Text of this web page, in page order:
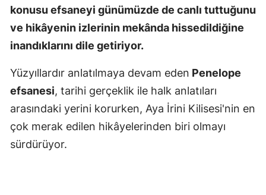
Nevşehir
Ordu
Sakarya
konusu efsaneyi günümüzde de canlı tuttuğunu
ve hikâyenin izlerinin mekânda hissedildiğine
inandıklarını dile getiriyor.
Yüzyıllardır anlatılmaya devam eden Penelope
efsanesi, tarihi gerçeklik ile halk anlatıları
arasındaki yerini korurken, Aya İrini Kilisesi'nin en
çok merak edilen hikâyelerinden biri olmayı
sürdürüyor.